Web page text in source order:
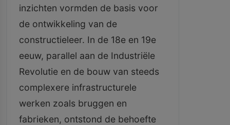
inzichten vormden de basis voor
de ontwikkeling van de
constructieleer. In de 18e en 19e
eeuw, parallel aan de Industriële
Revolutie en de bouw van steeds
complexere infrastructurele
werken zoals bruggen en
fabrieken, ontstond de behoefte